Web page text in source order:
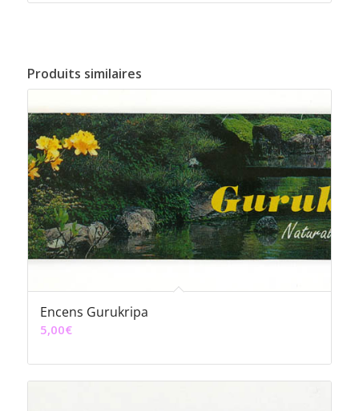
Produits similaires
Encens Gurukripa
5,00€